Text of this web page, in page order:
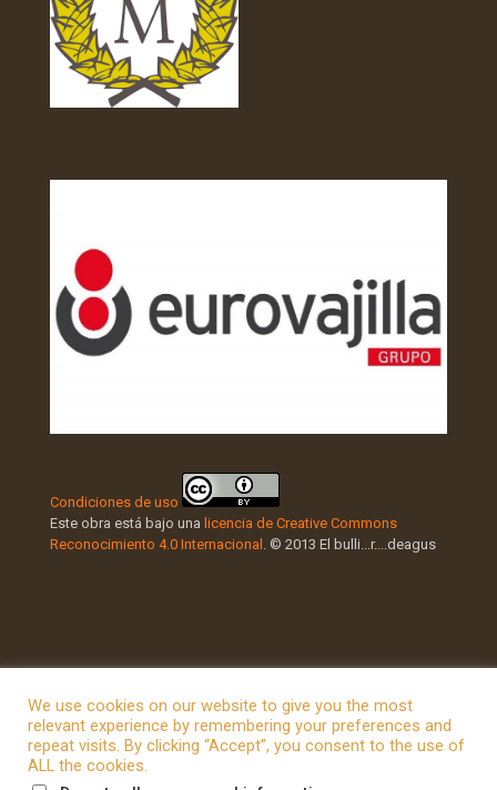
Condiciones de uso
Este obra está bajo una licencia de Creative Commons
Reconocimiento 4.0 Internacional . © 2013 El bulli...r....deagus
© 2026 Betheme by Muffin group
We use cookies on our website to give you the most
relevant experience by remembering your preferences and
repeat visits. By clicking “Accept”, you consent to the use of
ALL the cookies.